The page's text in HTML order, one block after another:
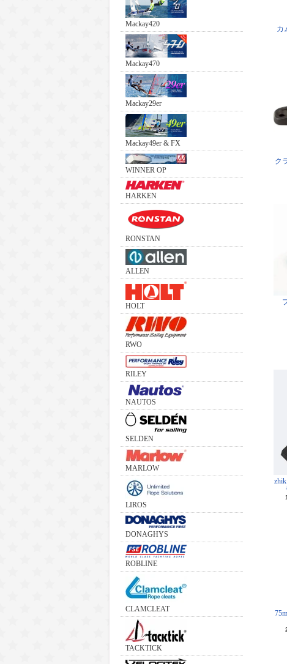
Mackay420
Mackay470
Mackay29er
Mackay49er & FX
WINNER OP
HARKEN
RONSTAN
ALLEN
HOLT
RWO
RILEY
NAUTOS
SELDEN
MARLOW
LIROS
DONAGHYS
ROBLINE
CLAMCLEAT
TACKTICK
カ
ク